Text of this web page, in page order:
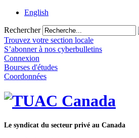
English
Rechercher
Trouvez votre section locale
S’abonner à nos cyberbulletins
Connexion
Bourses d'études
Coordonnées
Le syndicat du secteur privé au Canada